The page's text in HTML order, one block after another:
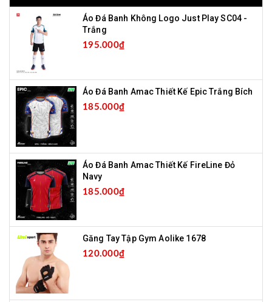
Áo Đá Banh Không Logo Just Play SC04 -
Trắng
195.000₫
Áo Đá Banh Amac Thiết Kế Epic Trắng Bích
185.000₫
Áo Đá Banh Amac Thiết Kế FireLine Đỏ
Navy
185.000₫
Găng Tay Tập Gym Aolike 1678
120.000₫